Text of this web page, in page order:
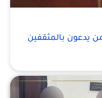
يدعون بالمثقفين